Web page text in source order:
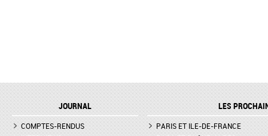
JOURNAL
COMPTES-RENDUS
LES
PARIS ET ILE-DE-FRANCE